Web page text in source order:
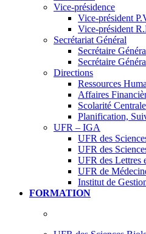
Vice-présidence
Vice-président
Vice-président
Secrétariat Général
Secrétaire
Secrétaire
Directions
Ressources
Affaires
Scolarité Centrale
Planification,
UFR – IGA
UFR des
UFR des
UFR des Lettres
UFR de
Institut de
FORMATION